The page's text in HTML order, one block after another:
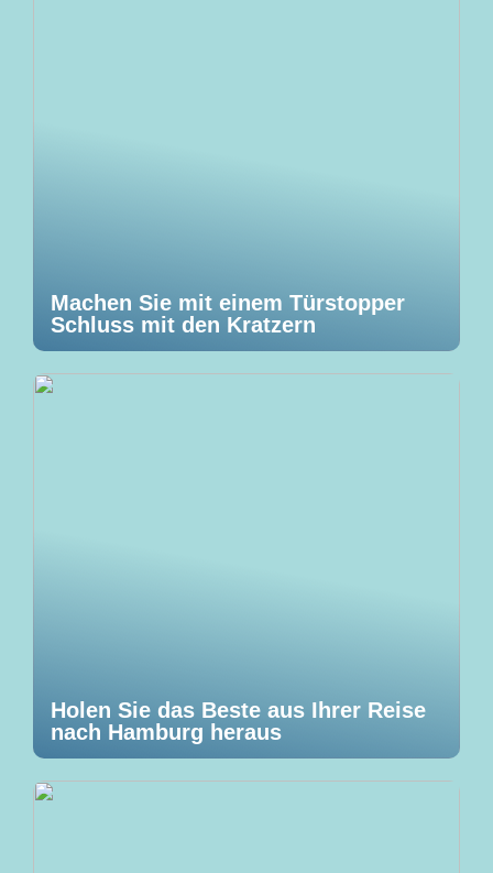
Machen Sie mit einem Türstopper
Schluss mit den Kratzern
Holen Sie das Beste aus Ihrer Reise
nach Hamburg heraus